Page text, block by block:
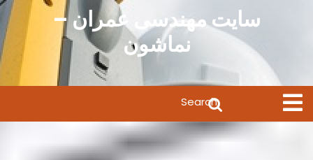
سایت مهندسی عمران –
نماشون
Open
Menu
for: